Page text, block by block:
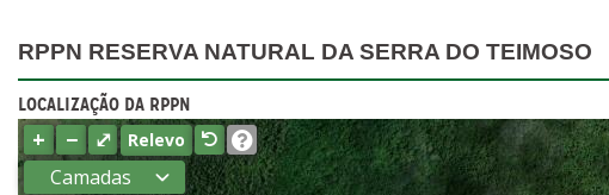
RPPN RESERVA NATURAL DA SERRA DO TEIMOSO
LOCALIZAÇÃO DA RPPN
+ − ⤢ Relevo
Camadas